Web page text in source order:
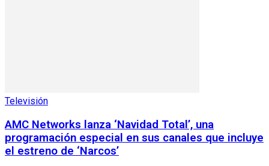
Televisión
AMC Networks lanza ‘Navidad Total’, una
programación especial en sus canales que incluye
el estreno de ‘Narcos’